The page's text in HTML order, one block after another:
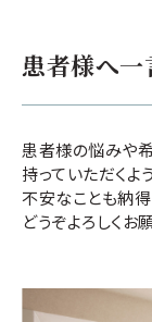
患者様へ一
患者様の悩みや
持っていただくよ
不安なことも納得
どうぞよろしくお